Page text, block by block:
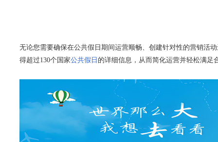
无论您需要确保在公共假日期间运营顺畅、创建针对性的营销活
得超过130个国家公共假日 的详细信息，从而简化运营并轻松满足